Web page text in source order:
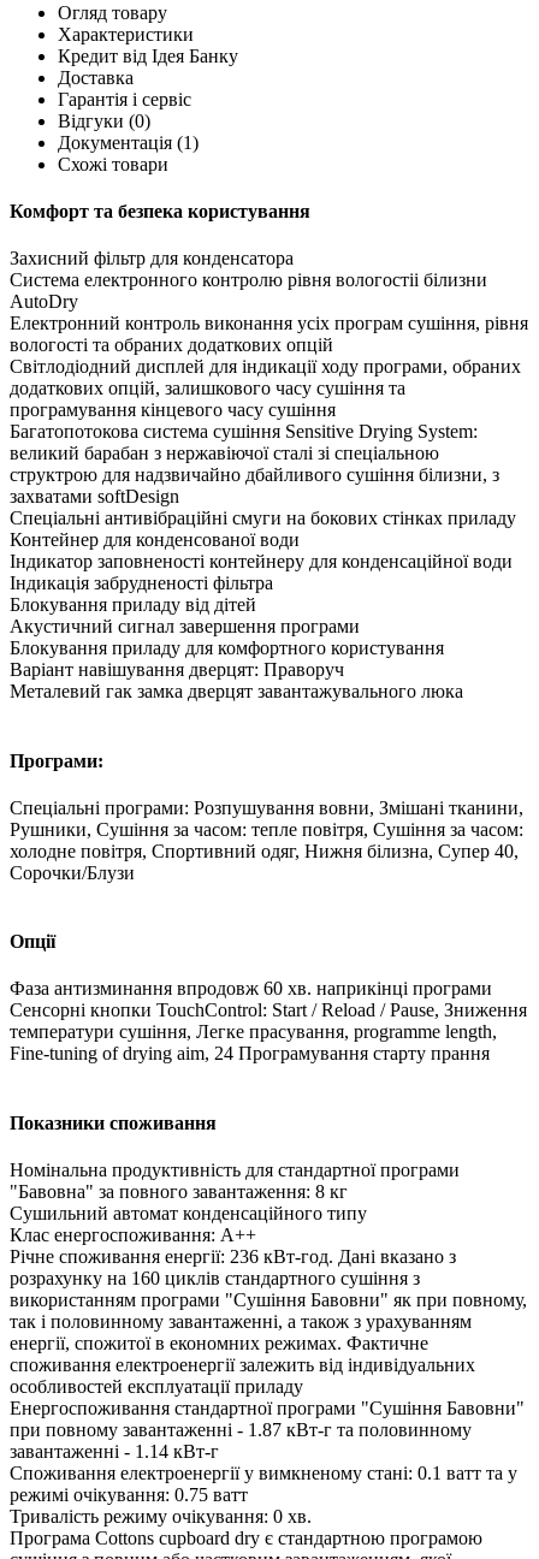
Огляд товару
Характеристики
Кредит від Ідея Банку
Доставка
Гарантія і сервіс
Відгуки (0)
Документація (1)
Схожі товари
Комфорт та безпека користування
Захисний фільтр для конденсатора
Система електронного контролю рівня вологостіі білизни
AutoDry
Електронний контроль виконання усіх програм сушіння, рівня
вологості та обраних додаткових опцій
Світлодіодний дисплей для індикації ходу програми, обраних
додаткових опцій, залишкового часу сушіння та
програмування кінцевого часу сушіння
Багатопотокова система сушіння Sensitive Drying System:
великий барабан з нержавіючої сталі зі спеціальною
структрою для надзвичайно дбайливого сушіння білизни, з
захватами softDesign
Cпеціальні антивібраційні смуги на бокових стінках приладу
Контейнер для конденсованої води
Індикатор заповненості контейнеру для конденсаційної води
Індикація забрудненості фільтра
Блокування приладу від дітей
Акустичний сигнал завершення програми
Блокування приладу для комфортного користування
Варіант навішування дверцят: Праворуч
Металевий гак замка дверцят завантажувального люка
Програми:
Спеціальні програми: Розпушування вовни, Змішані тканини,
Рушники, Сушіння за часом: тепле повітря, Сушіння за часом:
холодне повітря, Спортивний одяг, Нижня білизна, Супер 40,
Сорочки/Блузи
Опції
Фаза антизминання впродовж 60 хв. наприкінці програми
Сенсорні кнопки TouchControl: Start / Reload / Pause, Зниження
температури сушіння, Легке прасування, programme length,
Fine-tuning of drying aim, 24 Програмування старту прання
Показники споживання
Номінальна продуктивність для стандартної програми
"Бавовна" за повного завантаження: 8 кг
Сушильний автомат конденсаційного типу
Клас енергоспоживання: A++
Річне споживання енергії: 236 кВт-год. Дані вказано з
розрахунку на 160 циклів стандартного сушіння з
використанням програми "Сушіння Бавовни" як при повному,
так і половинному завантаженні, а також з урахуванням
енергії, спожитої в економних режимах. Фактичне
споживання електроенергії залежить від індивідуальних
особливостей експлуатації приладу
Енергоспоживання стандартної програми "Сушіння Бавовни"
при повному завантаженні - 1.87 кВт-г та половинному
завантаженні - 1.14 кВт-г
Споживання електроенергії у вимкненому стані: 0.1 ватт та у
режимі очікування: 0.75 ватт
Тривалість режиму очікування: 0 хв.
Програма Cottons cupboard dry є стандартною програмою